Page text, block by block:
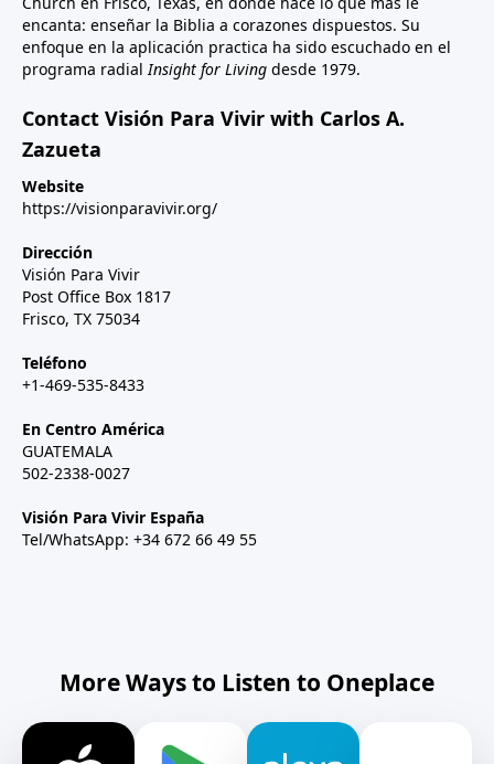
encanta: enseñar la Biblia a corazones dispuestos. Su
enfoque en la aplicación practica ha sido escuchado en el
programa radialInsight for Living desde 1979.
Contact Visión Para Vivir with Carlos A.
Zazueta
Website
https://visionparavivir.org/
Dirección
Visión Para Vivir
Post Office Box 1817
Frisco, TX 75034
Teléfono
+1-469-535-8433
En Centro América
GUATEMALA
502-2338-0027
Visión Para Vivir España
Tel/WhatsApp: +34 672 66 49 55
More Ways to Listen to Oneplace